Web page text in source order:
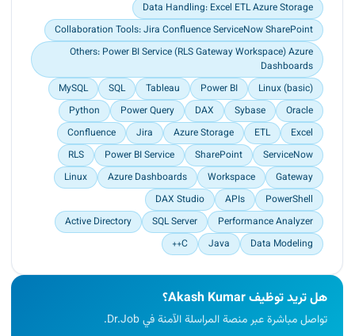
Automated workspace management and refresh
tasks using PowerShell scripting and APIs.<br>
Used DAX Studio and Performance Analyzer to
optimize report speed and data load time
(improved by 40%).<br>
Collaborated with product owners, data
engineers, and QA teams to ensure accurate and
actionable dashboards.<br>
Conducted training sessions for junior BI
developers and documented best practices on
Confluence.</p>
Data Handling: Excel ETL Azure Storage
Collaboration Tools: Jira Confluence ServiceNow SharePoint
Others: Power BI Service (RLS Gateway Workspace) Azure
Dashboards
Linux (basic)
Power BI
Tableau
SQL
MySQL
Oracle
Sybase
DAX
Power Query
Python
Excel
ETL
Azure Storage
Jira
Confluence
ServiceNow
SharePoint
Power BI Service
RLS
Gateway
Workspace
Azure Dashboards
Linux
PowerShell
APIs
DAX Studio
Performance Analyzer
SQL Server
Active Directory
Data Modeling
Java
C++
هل تريد توظيف Akash Kumar؟
تواصل مباشرة عبر منصة المراسلة الآمنة في Dr.Job.